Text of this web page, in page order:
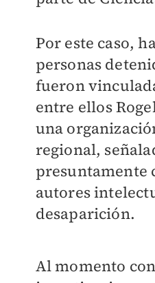
Por este caso,
personas
fueron
entre ellos
una
regional,
presuntamente
autores
desaparición.
Al momento